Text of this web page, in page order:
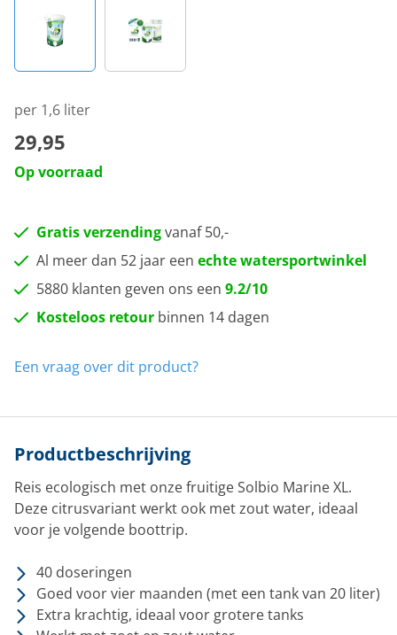
per 1,6 liter
29,95
Op voorraad
Gratis verzendingvanaf 50,-
Al meer dan 52 jaar een echte watersportwinkel
5880 klanten geven ons een 9.2/10
Kosteloos retour binnen 14 dagen
Een vraag over dit product?
Productbeschrijving
Reis ecologisch met onze fruitige Solbio Marine XL.
Deze citrusvariant werkt ook met zout water, ideaal
voor je volgende boottrip.
40 doseringen
Goed voor vier maanden (met een tank van 20 liter)
Extra krachtig, ideaal voor grotere tanks